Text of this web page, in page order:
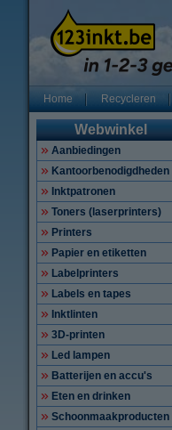
Home Recycleren
Webwinkel
Aanbiedingen
Kantoorbenodigdheden
Inktpatronen
Toners (laserprinters)
Printers
Papier en etiketten
Labelprinters
Labels en tapes
Inktlinten
3D-printen
Led lampen
Batterijen en accu's
Eten en drinken
Schoonmaakproducten